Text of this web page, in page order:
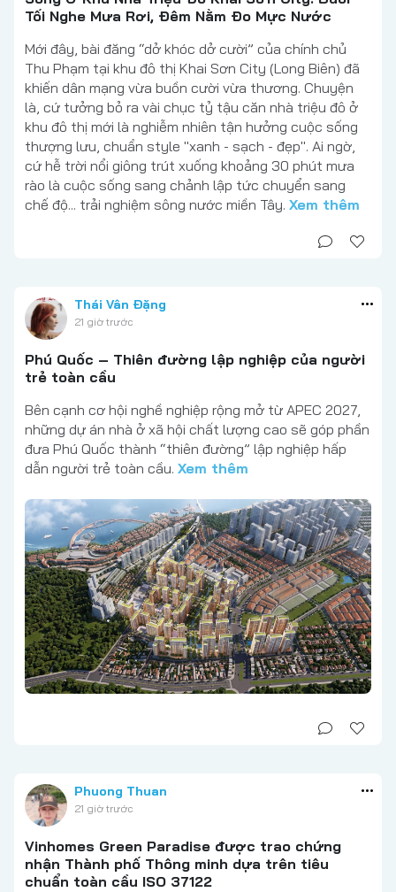
Tối Nghe Mưa Rơi, Đêm Nằm Đo Mực Nước
Mới đây, bài đăng “dở khóc dở cười” của chính chủ
Thu Phạm tại khu đô thị Khai Sơn City (Long Biên) đã
khiến dân mạng vừa buồn cười vừa thương. Chuyện
là, cứ tưởng bỏ ra vài chục tỷ tậu căn nhà triệu đô ở
khu đô thị mới là nghiễm nhiên tận hưởng cuộc sống
thượng lưu, chuẩn style "xanh - sạch - đẹp". Ai ngờ,
cứ hễ trời nổi giông trút xuống khoảng 30 phút mưa
rào là cuộc sống sang chảnh lập tức chuyển sang
chế độ... trải nghiệm sông nước miền Tây. Xem thêm
Thái Vân Đặng
21 giờ trước
Phú Quốc – Thiên đường lập nghiệp của người
trẻ toàn cầu
Bên cạnh cơ hội nghề nghiệp rộng mở từ APEC 2027,
những dự án nhà ở xã hội chất lượng cao sẽ góp phần
đưa Phú Quốc thành “thiên đường” lập nghiệp hấp
dẫn người trẻ toàn cầu. Xem thêm
Phuong Thuan
21 giờ trước
Vinhomes Green Paradise được trao chứng
nhận Thành phố Thông minh dựa trên tiêu
chuẩn toàn cầu ISO 37122